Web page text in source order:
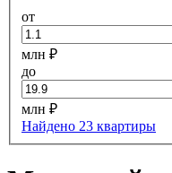
от
млн ₽
до
млн ₽
Найдено 23 квартиры